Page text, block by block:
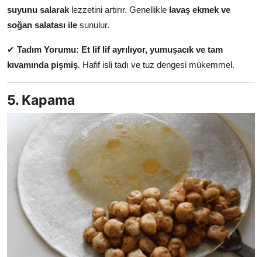
suyunu salarak lezzetini artırır. Genellikle lavaş ekmek ve
soğan salatası ile sunulur.
✔ Tadım Yorumu: Et lif lif ayrılıyor, yumuşacık ve tam
kıvamında pişmiş. Hafif isli tadı ve tuz dengesi mükemmel.
5. Kapama